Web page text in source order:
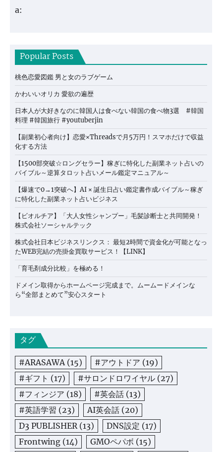
a:
Popular Posts
桃色恋愛図鑑 男と女のラブゲーム
かわいいオリカ 愛欲の遍歴
日本人が大好きなのに韓国人は食べない韓国の食べ物3選 #韓国
料理 #韓国旅行 #youtuberjin
【副業初心者向け】恋愛×Threadsで月5万円！スマホだけで収益
化する方法
【1500部突破☆ロングセラー】稼ぎに特化した副業ネット占いの
バイブル～逆算タロット占いメール鑑定マニュアル～
【爆速で0→1突破へ】AI × 誕生日占い鑑定書作成バイブル～稼ぎ
に特化した副業ネット占いビジネス
【ビオルチア】「大人女性シャンプー」毛髪診断士と共同開発！
株式会社ソーシャルテック
株式会社日本ビジネスリンクス： 最短2時間で資金化が可能となっ
たWEB完結の売掛金買取サービス！【LINK】
「育毛剤成分比較」を極める！
ドメイン取得からホームページ完成まで。ムームードメインな
ら“全部まとめて”安心スタート
タグ
#ARASAWA(15) #アウトドア (19)
#ギフト (17) #サロンドロワイヤル (27)
#フィンジア (18) #英会話 (13)
#英語学習 (23) AI英会話 (20)
D3 PUBLISHER(13) DNS設定 (17)
Frontwing (14) GMOペパボ (15)